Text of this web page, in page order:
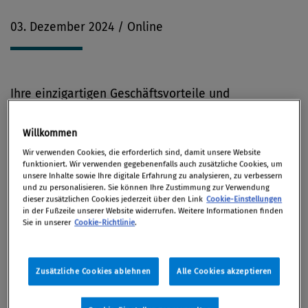
03. Dezember 2024 / Online
Ihre einzigartigen Geschäftsvorteile und
Marktstellung und Wettbewerbsfähigkeit! Schützen
Sie Ihren Wettbewerbsvorsprung! Unsere Top-
Experten zeigen Ihnen konkrete Maßnahmen auf!
Das Wesentliche
Kennen Sie Ihre einzigartigen
Geschäfts-/Betriebsbereiche?
Willkommen
Wir verwenden Cookies, die erforderlich sind, damit unsere Website
funktioniert. Wir verwenden gegebenenfalls auch zusätzliche Cookies, um
unsere Inhalte sowie Ihre digitale Erfahrung zu analysieren, zu verbessern
und zu personalisieren. Sie können Ihre Zustimmung zur Verwendung
dieser zusätzlichen Cookies jederzeit über den Link Cookie-Einstellungen
in der Fußzeile unserer Website widerrufen. Weitere Informationen finden
Sie in unserer Cookie-Richtlinie.
Zusätzliche Cookies ablehnen Alle Cookies akzeptieren